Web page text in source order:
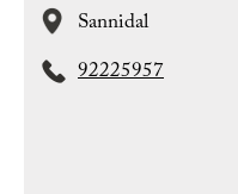
Sannidal
92225957